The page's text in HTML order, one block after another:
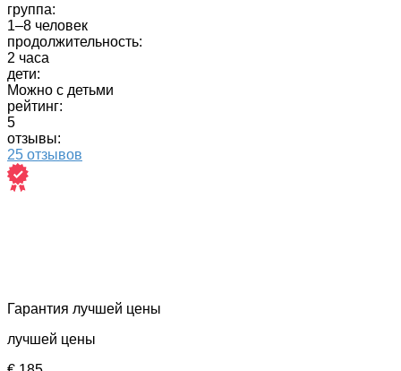
группа:
1–8 человек
продолжительность:
2 часа
дети:
Можно с детьми
рейтинг:
5
отзывы:
25 отзывов
Гарантия лучшей цены
лучшей цены